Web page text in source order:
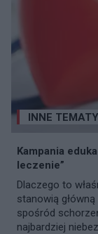
INNE TEMATY
Kampania
leczenie”
Dlaczego to
stanowią
spośród
najbardziej